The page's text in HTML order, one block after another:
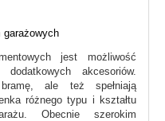
garażowych
jest możliwość
akcesoriów.
ale też spełniają
różnego typu i kształtu
Obecnie szerokim